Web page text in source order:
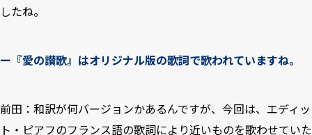
したね。
ー『愛の讃歌』はオリジナル版の歌詞で歌われていますね。
前田：和訳が何バージョンかあるんですが、今回は、エディッ
ト・ピアフのフランス語の歌詞により近いものを歌わせていた